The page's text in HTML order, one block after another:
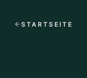
STARTSEITE